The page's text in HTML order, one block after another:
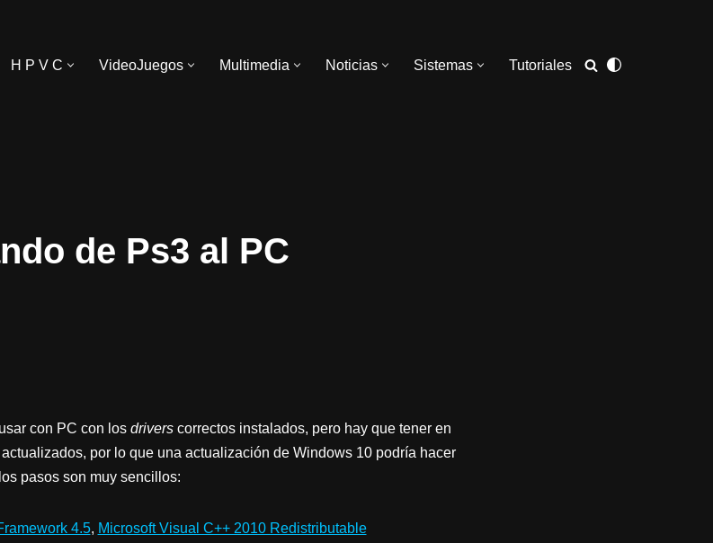
H P V C VideoJuegos Multimedia Noticias Sistemas Tutoriales
de Ps3 al PC
con PC con los driverscorrectos instalados, pero hay que tener en
por lo que una actualización de Windows 10 podría hacer
pasos son muy sencillos:
4.5, Microsoft Visual C++ 2010 Redistributable